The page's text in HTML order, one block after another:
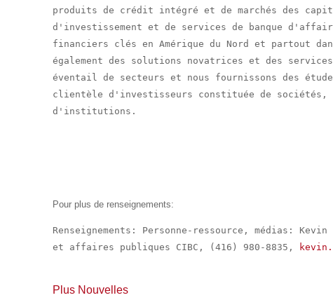
produits de crédit intégré et de marchés des
d'investissement et de services de banque
financiers clés en Amérique du Nord et partout
également des solutions novatrices et des
éventail de secteurs et nous fournissons des
clientèle d'investisseurs constituée de sociétés,
d'institutions.
Pour plus de renseignements:
Renseignements: Personne-ressource, médias: Kevin
et affaires publiques CIBC, (416) 980-8835,
Plus Nouvelles